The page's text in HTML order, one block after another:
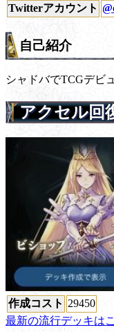
Twitterアカウント
自己紹介
シャドバでTCGデビ
アクセル回
作成コスト 29450
最新の流行デッキは